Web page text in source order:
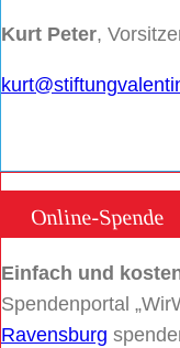
Kurt Peter,
Online-Spende
Einfach und
Spendenportal
Ravensburg